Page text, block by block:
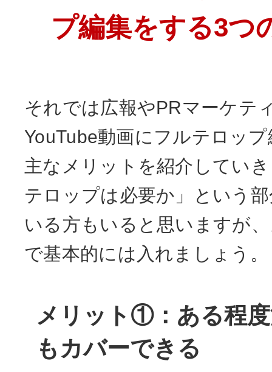
プ編集をする3つ
それでは広報やPRマーケテ
YouTube動画にフルテロッ
主なメリットを紹介してい
テロップは必要か」という
いる方もいると思いますが
で基本的には入れましょう。
メリット①：ある程
もカバーできる